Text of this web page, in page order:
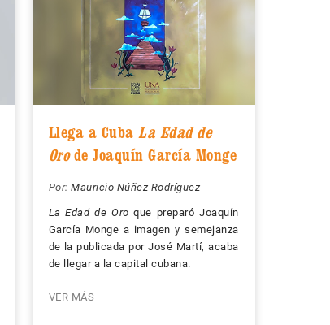
Llega a Cuba La Edad de
Orode Joaquín García Monge
Por: Mauricio Núñez Rodríguez
La Edad de Oro que preparó Joaquín
García Monge a imagen y semejanza
de la publicada por José Martí, acaba
de llegar a la capital cubana.
VER MÁS